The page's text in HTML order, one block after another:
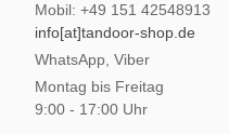
Mobil: +49 151 42548913
info[at]tandoor-shop.de
WhatsApp, Viber
Montag bis Freitag
9:00 - 17:00 Uhr